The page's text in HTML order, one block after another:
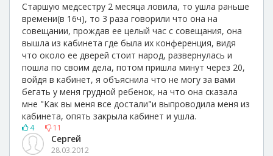
Старшую медсестру 2 месяца ловила, то ушла раньше
времени(в 16ч), то 3 раза говорили что она на
совещании, прождав ее целый час с совещания, она
вышла из кабинета где была их конференция, видя
что около ее дверей стоит народ, развернулась и
пошла по своим дела, потом пришла минут через 20,
войдя в кабинет, я объяснила что не могу за вами
бегать у меня грудной ребенок, на что она сказала
мне "Как вы меня все достали"и выпроводила меня из
кабинета, опять закрыла кабинет и ушла.
4 11
Сергей
28.03.2012